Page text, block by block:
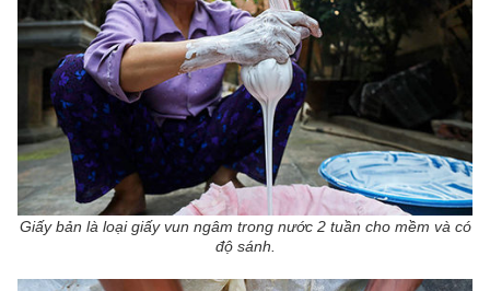
Giấy bản là loại giấy vun ngâm trong nước 2 tuần cho mềm và có
độ sánh.